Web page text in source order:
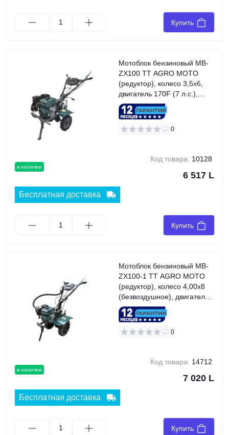
Купить
в наличии
Мотоблок бензиновый MB-
ZX100 TT AGRO MOTO
(редуктор), колесо 3,5x6,
двигатель 170F (7 л.с.),
GREEN
0
Код товара: 10128
6 517 L
Бесплатная доставка
Купить
в наличии
Мотоблок бензиновый MB-
ZX100-1 TT AGRO MOTO
(редуктор), колесо 4,00x8
(безвоздушное), двигатель
170F (7 л.с.), GREEN
0
Код товара: 14712
7 020 L
Бесплатная доставка
Купить